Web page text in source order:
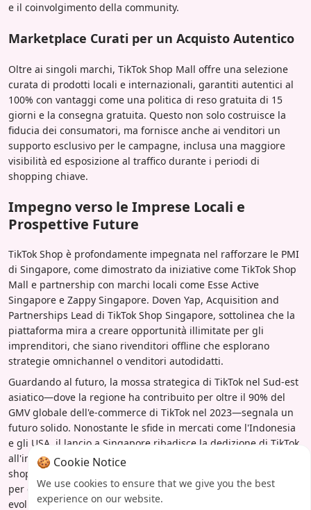
e il coinvolgimento della community.
Marketplace Curati per un Acquisto Autentico
Oltre ai singoli marchi, TikTok Shop Mall offre una selezione
curata di prodotti locali e internazionali, garantiti autentici al
100% con vantaggi come una politica di reso gratuita di 15
giorni e la consegna gratuita. Questo non solo costruisce la
fiducia dei consumatori, ma fornisce anche ai venditori un
supporto esclusivo per le campagne, inclusa una maggiore
visibilità ed esposizione al traffico durante i periodi di
shopping chiave.
Impegno verso le Imprese Locali e
Prospettive Future
TikTok Shop è profondamente impegnata nel rafforzare le PMI
di Singapore, come dimostrato da iniziative come TikTok Shop
Mall e partnership con marchi locali come Esse Active
Singapore e Zappy Singapore. Doven Yap, Acquisition and
Partnerships Lead di TikTok Shop Singapore, sottolinea che la
piattaforma mira a creare opportunità illimitate per gli
imprenditori, che siano rivenditori offline che esplorano
strategie omnichannel o venditori autodidatti.
Guardando al futuro, la mossa strategica di TikTok nel Sud-est
asiatico—dove la regione ha contribuito per oltre il 90% del
GMV globale dell'e-commerce di TikTok nel 2023—segnala un
futuro solido. Nonostante le sfide in mercati come l'Indonesia
e gli USA, il lancio a Singapore ribadisce la dedizione di TikTok
all'innovazione dell'e-commerce attraverso lo
shoppertainment, promettendo una crescita continua e valore
per commercianti e marchi nell'economia digitale in
evoluzione.
🍪 Cookie Notice
We use cookies to ensure that we give you the best
experience on our website.